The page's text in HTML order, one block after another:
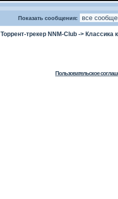
Показать сообщения:
Торрент-трекер NNM-Club -> Классика
Пользовательское